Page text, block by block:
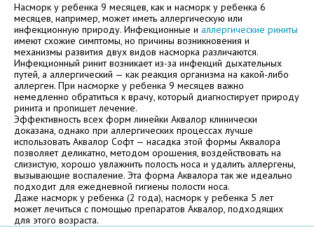
Электронная почта
Ваше сообщение
Насморк у ребенка 9 месяцев, как и насморк у ребенка 6
месяцев, например, может иметь аллергическую или
инфекционную природу. Инфекционные и аллергические риниты
имеют схожие симптомы, но причины возникновения и
механизмы развития двух видов насморка различаются.
Инфекционный ринит возникает из-за инфекций дыхательных
путей, а аллергический — как реакция организма на какой-либо
аллерген. При насморке у ребенка 9 месяцев важно
немедленно обратиться к врачу, который диагностирует природу
ринита и пропишет лечение.
Эффективность всех форм линейки Аквалор клинически
доказана, однако при аллергических процессах лучше
использовать Аквалор Софт — насадка этой формы Аквалора
позволяет деликатно, методом орошения, воздействовать на
слизистую, хорошо увлажнить полость носа и удалить аллергены,
вызывающие воспаление. Эта форма Аквалора так же идеально
подходит для ежедневной гигиены полости носа.
Даже насморк у ребенка (2 года), насморк у ребенка 5 лет
может лечиться с помощью препаратов Аквалор, подходящих
для этого возраста.